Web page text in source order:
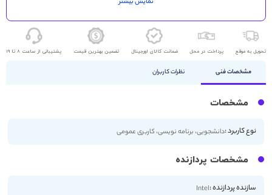
اندازه صفحه نمایش: 15.6 اینچ
کیفیت صفحه نمایش: FHD
تحویل به موقع پرداخت در محل ضمانت کالای اورجینال تضمین بهترین قیمت پشتیبانی از ساعت 8 تا 19
مشخصات فنی نظرات کاربران
مشخصات
نوع کاربرد :دانشجویی، برنامه نویسی، کاربری عمومی
مشخصات پردازنده
سازنده پردازنده :Intel